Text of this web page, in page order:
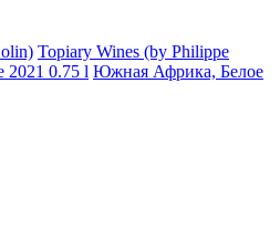
Topiary Wines (by Philippe
2021 0.75 l Южная Африка, Белое